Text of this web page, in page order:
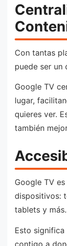
Con tantas
puede ser un
Google TV
lugar,
quieres ver.
también
Google TV
dispositivos:
tablets y más.
Esto